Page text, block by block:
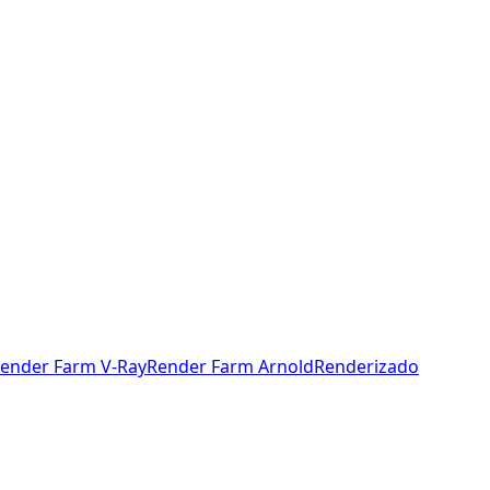
Farm V-RayRender Farm ArnoldRenderizado